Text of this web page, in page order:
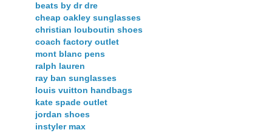
beats by dr dre
cheap oakley sunglasses
christian louboutin shoes
coach factory outlet
mont blanc pens
ralph lauren
ray ban sunglasses
louis vuitton handbags
kate spade outlet
jordan shoes
instyler max